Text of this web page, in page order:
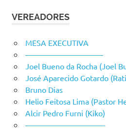
VEREADORES
MESA EXECUTIVA
——————————
Joel Bueno da Rocha (Joel
José Aparecido Gotardo
Bruno Dias
Helio Feitosa Lima (Pastor
Alcir Pedro Furni (Kiko)
——————————-